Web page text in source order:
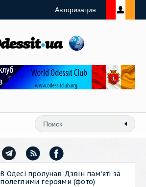
Авторизация
В Одесі пролунав Дзвін памʼяті за
полеглими героями (фото)